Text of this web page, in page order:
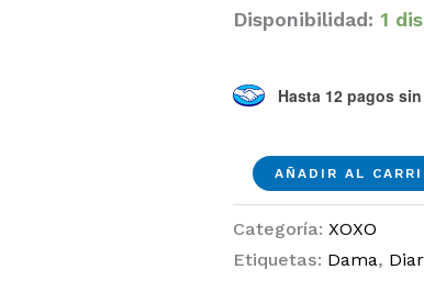
Disponibilidad: 1
Hasta 12 pagos
Mi
Amore
EDP
100ml
AÑADIR AL
Categoría:XOXO
Etiquetas: Dama,